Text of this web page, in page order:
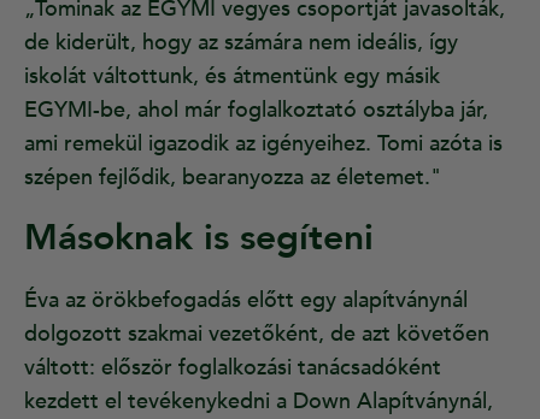
„Tominak az EGYMI vegyes csoportját javasolták,
de kiderült, hogy az számára nem ideális, így
iskolát váltottunk, és átmentünk egy másik
EGYMI-be, ahol már foglalkoztató osztályba jár,
ami remekül igazodik az igényeihez. Tomi azóta is
szépen fejlődik, bearanyozza az életemet."
Másoknak is segíteni
Éva az örökbefogadás előtt egy alapítványnál
dolgozott szakmai vezetőként, de azt követően
váltott: először foglalkozási tanácsadóként
kezdett el tevékenykedni a Down Alapítványnál,